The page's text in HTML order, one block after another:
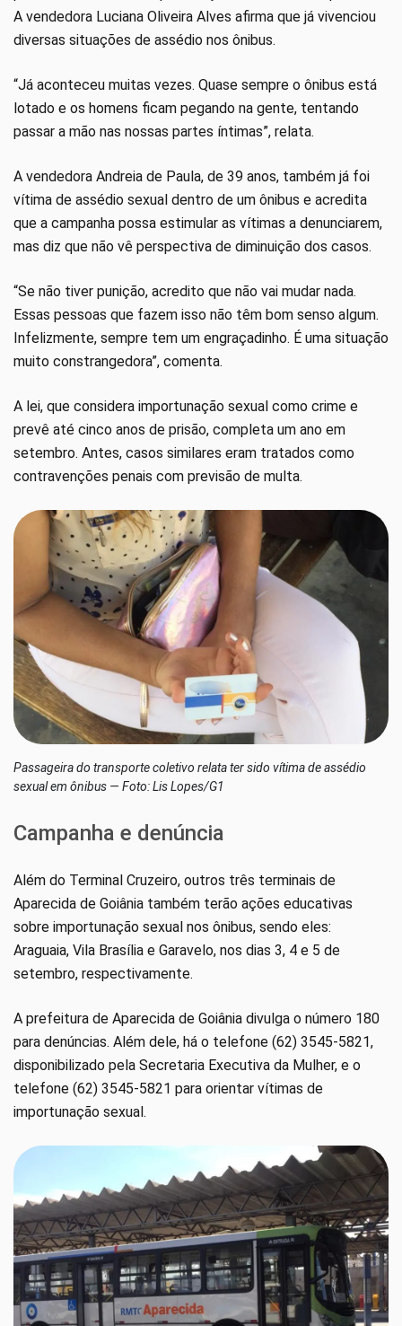
A vendedora Luciana Oliveira Alves afirma que já vivenciou
diversas situações de assédio nos ônibus.
“Já aconteceu muitas vezes. Quase sempre o ônibus está
lotado e os homens ficam pegando na gente, tentando
passar a mão nas nossas partes íntimas”, relata.
A vendedora Andreia de Paula, de 39 anos, também já foi
vítima de assédio sexual dentro de um ônibus e acredita
que a campanha possa estimular as vítimas a denunciarem,
mas diz que não vê perspectiva de diminuição dos casos.
“Se não tiver punição, acredito que não vai mudar nada.
Essas pessoas que fazem isso não têm bom senso algum.
Infelizmente, sempre tem um engraçadinho. É uma situação
muito constrangedora”, comenta.
A lei, que considera importunação sexual como crime e
prevê até cinco anos de prisão, completa um ano em
setembro. Antes, casos similares eram tratados como
contravenções penais com previsão de multa.
Passageira do transporte coletivo relata ter sido vítima de assédio
sexual em ônibus — Foto: Lis Lopes/G1
Campanha e denúncia
Além do Terminal Cruzeiro, outros três terminais de
Aparecida de Goiânia também terão ações educativas
sobre importunação sexual nos ônibus, sendo eles:
Araguaia, Vila Brasília e Garavelo, nos dias 3, 4 e 5 de
setembro, respectivamente.
A prefeitura de Aparecida de Goiânia divulga o número 180
para denúncias. Além dele, há o telefone (62) 3545-5821,
disponibilizado pela Secretaria Executiva da Mulher, e o
telefone (62) 3545-5821 para orientar vítimas de
importunação sexual.